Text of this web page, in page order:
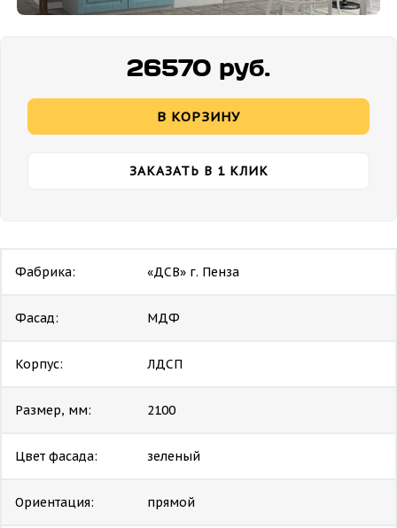
26570 руб.
В КОРЗИНУ
ЗАКАЗАТЬ В 1 КЛИК
Фабрика: «ДСВ» г. Пенза
Фасад: МДФ
Корпус: ЛДСП
Размер, мм: 2100
Цвет фасада: зеленый
Ориентация: прямой